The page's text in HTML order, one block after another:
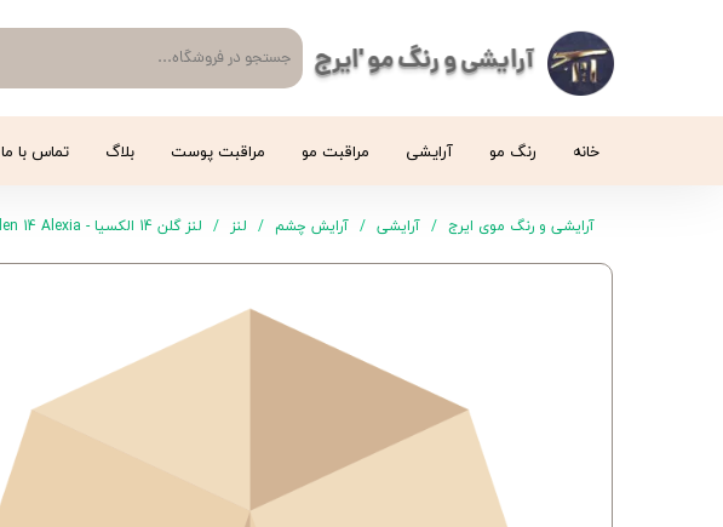
آرایشی و رنگ مو 'ایرج
خانه رنگ مو آرایشی مراقبت مو مراقبت پوست بلاگ تماس با ما
آرایشی و رنگ موی ایرج آرایشی آرایش چشم لنز لنز گلن 14 الکسیا - Glen 14 Alexia